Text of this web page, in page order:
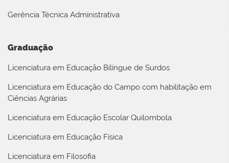
Gerência Técnica Administrativa
Graduação
Licenciatura em Educação Bilíngue de Surdos
Licenciatura em Educação do Campo com habilitação em
Ciências Agrárias
Licenciatura em Educação Escolar Quilombola
Licenciatura em Educação Física
Licenciatura em Filosofia